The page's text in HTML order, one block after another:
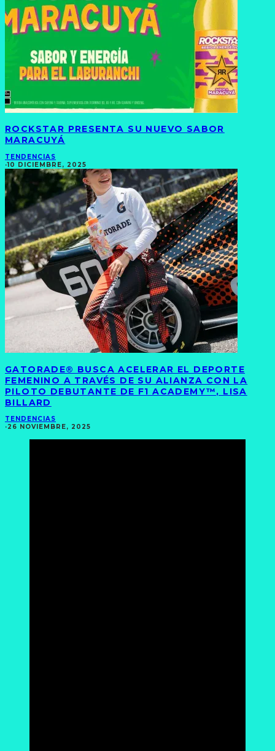
ROCKSTAR PRESENTA SU NUEVO SABOR
MARACUYÁ
TENDENCIAS
·10 DICIEMBRE, 2025
GATORADE® BUSCA ACELERAR EL DEPORTE
FEMENINO A TRAVÉS DE SU ALIANZA CON LA
PILOTO DEBUTANTE DE F1 ACADEMY™, LISA
BILLARD
TENDENCIAS
·26 NOVIEMBRE, 2025